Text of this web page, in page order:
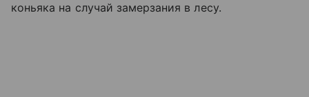
коньяка на случай замерзания в лесу.